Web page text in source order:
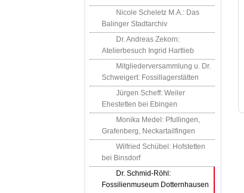
Nicole Scheletz M.A.: Das
Balinger Stadtarchiv
Dr. Andreas Zekorn:
Atelierbesuch Ingrid Hartlieb
Mitgliederversammlung u. Dr.
Schweigert: Fossillagerstätten
Jürgen Scheff: Weiler
Ehestetten bei Ebingen
Monika Medel: Pfullingen,
Grafenberg, Neckartailfingen
Wilfried Schübel: Hofstetten
bei Binsdorf
Dr. Schmid-Röhl:
Fossilienmuseum Dotternhausen